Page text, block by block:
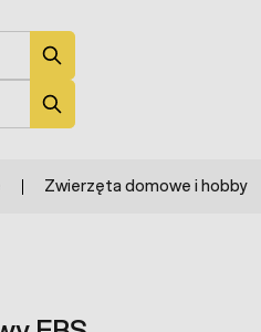
Zwierzęta domowe i hobby